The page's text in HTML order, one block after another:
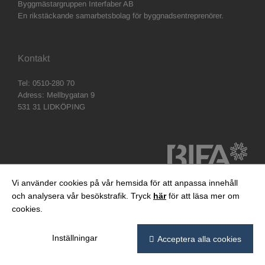
Byggmästargruppen Interfaber AB
En rikstäckande samarbetsbolag för byggnadsentreprenörer.
Kontakt
Tel: 0510-280 70
Adress: Mellbygatan 9
531 31 LIDKÖPING
Vi använder cookies på vår hemsida för att anpassa innehåll
och analysera vår besökstrafik. Tryck härför att läsa mer om
cookies.
Inställningar Acceptera alla cookies